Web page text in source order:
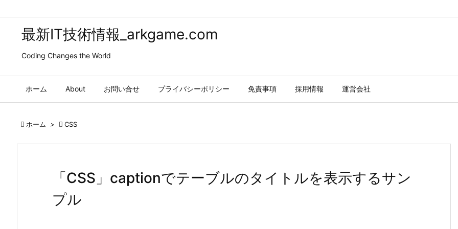
最新IT技術情報_arkgame.com
Coding Changes the World
ホーム About お問い合せ プライバシーポリシー 免責事項 採用情報 運営会社
 ホーム >  CSS
「CSS」captionでテーブルのタイトルを表示するサン
プル